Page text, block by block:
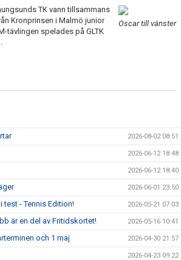
Oscar till vänster
TK vann tillsammans
Kronprinsen i Malmö junior
tävlingen spelades på GLTK
2026-08-02 08:51
2026-06-12 18:48
2026-06-12 18:40
2026-06-01 23:50
test - Tennis Edition! 2026-05-21 07:03
är en del av Fritidskortet! 2026-05-16 10:41
och 1 maj 2026-04-30 21:57
2026-04-23 09:22